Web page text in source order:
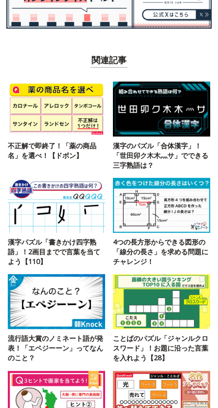
関連記事
不正解で即終了！「薬の商品
名」を選べ！【ドボン】
漢字のパズル「合体漢字」！
「世田卯ク木木灬サ」でできる
三字熟語は？
漢字パズル「書きかけ四字熟
語」！2画目までで言葉を当て
よう【110】
4つの長方形からできる図形の
「線分の長さ」を求める問題に
チャレンジ！
流行語大賞のノミネート語が発
表！「エペジーーン」ってなん
のこと？
ことばのパズル「ジャンルクロ
スワード」！お題に沿った言葉
を入れよう【28】